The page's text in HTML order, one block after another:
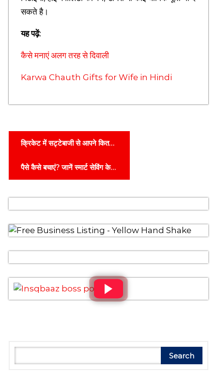
सकते है।
यह पढ़ें:
कैसे मनाएं अलग तरह से दिवाली
Karwa Chauth Gifts for Wife in Hindi
s
t
n
a
v
i
g
o
क्रिकेट में सट्टेबाजी से आपने कितना
पैसे कैसे बचाएं? जानें स्मार्ट सेविंग के
बेहतरीन तरीके
Search